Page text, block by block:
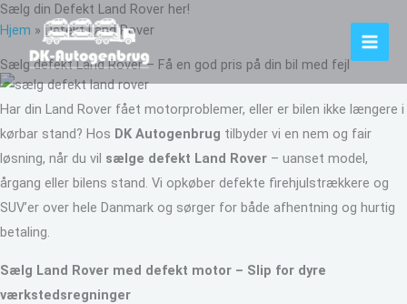
Gå
til
indholdet
Sælg din Defekt Land Rover her!
Hjem » Defekt Land Rover
Sælg defekt Land Rover – Få en god pris på din bil med fejl
Har din Land Rover fået motorproblemer, eller er bilen ikke længere i
kørbar stand? Hos DK Autogenbrug tilbyder vi en nem og fair
løsning, når du vil sælge defekt Land Rover – uanset model,
årgang eller bilens stand. Vi opkøber defekte firehjulstrækkere og
SUV’er over hele Danmark og sørger for både afhentning og hurtig
betaling.
Sælg Land Rover med defekt motor – Slip for dyre
værkstedsregninger